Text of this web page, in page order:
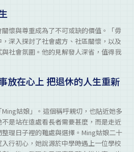
懷與尊重成為了不可或缺的價值。「毋
深入探討了社會處方、社區關懷，以及
社會氛圍。他的見解發人深省，值得我
放在心上 把退休的人生重新
姑娘」。這個稱呼親切，也貼近她多
是站在遠處看長者需要甚麼，而是走近
理日子裡的難處與選擇。Ming姑娘二十
行初心，她說源於中學時遇上一位學校